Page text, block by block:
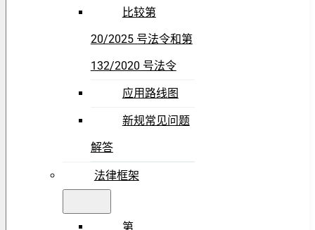
比较第
20/2025 号法令和第
132/2020 号法令
应用路线图
新规常见问题
解答
法律框架
第